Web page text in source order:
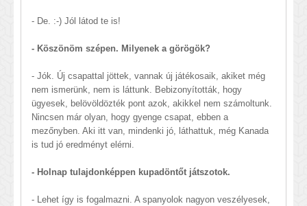
- De. :-) Jól látod te is!
- Köszönöm szépen. Milyenek a görögök?
- Jók. Új csapattal jöttek, vannak új játékosaik, akiket még
nem ismerünk, nem is láttunk. Bebizonyították, hogy
ügyesek, belövöldözték pont azok, akikkel nem számoltunk.
Nincsen már olyan, hogy gyenge csapat, ebben a
mezőnyben. Aki itt van, mindenki jó, láthattuk, még Kanada
is tud jó eredményt elérni.
- Holnap tulajdonképpen kupadöntőt játszotok.
- Lehet így is fogalmazni. A spanyolok nagyon veszélyesek,